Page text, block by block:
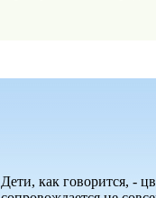
Дети, как говорится, -